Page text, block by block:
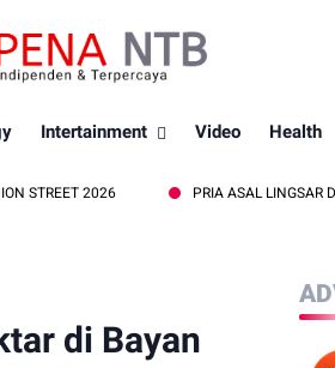
Intertainment Video Health
2026 PRIA ASAL LINGSAR
di Bayan